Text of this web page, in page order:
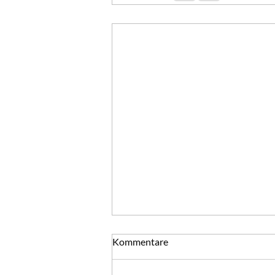
Silvester - ein Tag voller
Möglichkeiten
Kommentare